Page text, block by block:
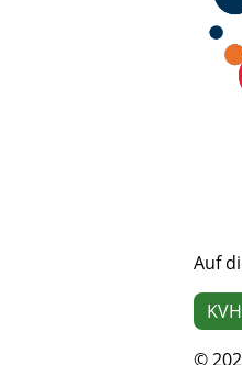
Auf
©